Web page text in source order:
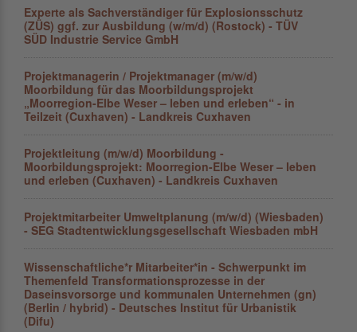
Experte als Sachverständiger für Explosionsschutz
(ZÜS) ggf. zur Ausbildung (w/m/d) (Rostock) - TÜV
SÜD Industrie Service GmbH
Projektmanagerin / Projektmanager (m/w/d)
Moorbildung für das Moorbildungsprojekt
„Moorregion-Elbe Weser – leben und erleben“ - in
Teilzeit (Cuxhaven) - Landkreis Cuxhaven
Projektleitung (m/w/d) Moorbildung -
Moorbildungsprojekt: Moorregion-Elbe Weser – leben
und erleben (Cuxhaven) - Landkreis Cuxhaven
Projektmitarbeiter Umweltplanung (m/w/d) (Wiesbaden)
- SEG Stadtentwicklungsgesellschaft Wiesbaden mbH
Wissenschaftliche*r Mitarbeiter*in - Schwerpunkt im
Themenfeld Transformationsprozesse in der
Daseinsvorsorge und kommunalen Unternehmen (gn)
(Berlin / hybrid) - Deutsches Institut für Urbanistik
(Difu)